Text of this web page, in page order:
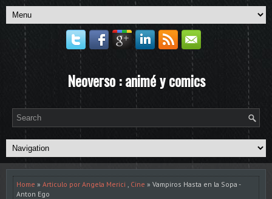
Neoverso : animé y comics
Home » Articulo por Angela Merici , Cine » Vampiros Hasta en la Sopa -
Anton Ego